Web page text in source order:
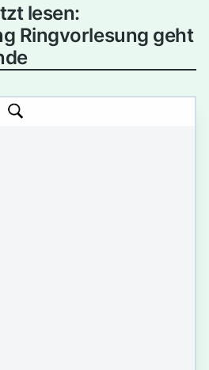
lesen:
Ringvorlesung geht